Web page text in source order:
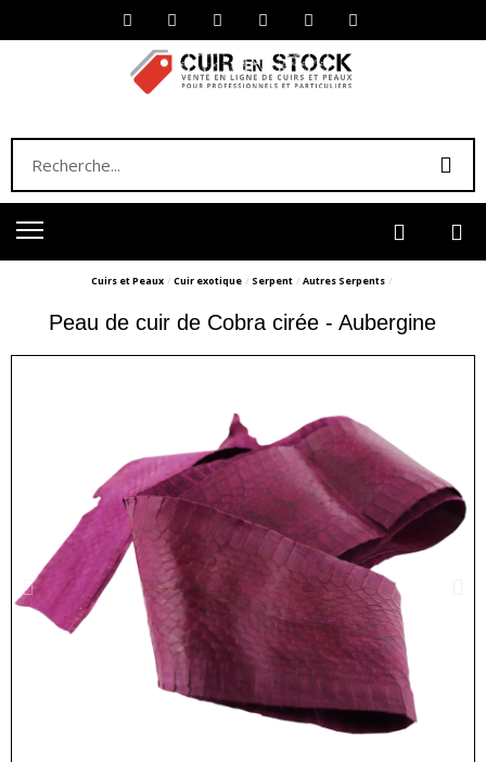
Cuirs et Peaux Cuir exotique Serpent Autres Serpents
Peau de cuir de Cobra cirée - Aubergine